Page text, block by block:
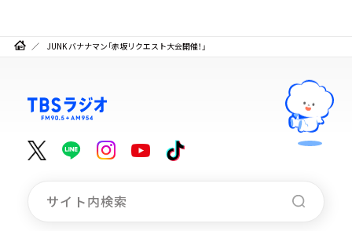
JUNK バナナマン「赤坂リクエスト大会開催！」